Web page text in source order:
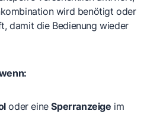
wird benötigt oder
damit die Bedienung wieder
oder eineSperranzeige im